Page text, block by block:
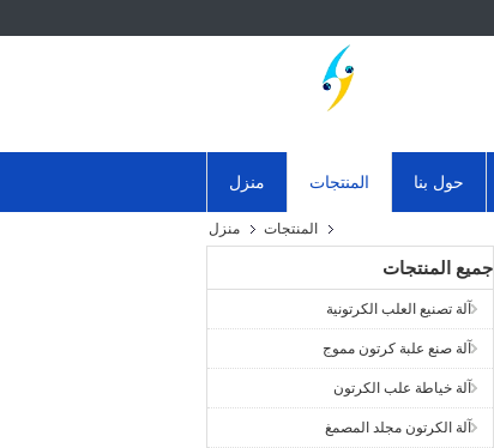
منزل المنتجات حول بنا
منزل المنتجات
جميع المنتجات
آلة تصنيع العلب الكرتونية
آلة صنع علبة كرتون مموج
آلة خياطة علب الكرتون
آلة الكرتون مجلد المصمغ